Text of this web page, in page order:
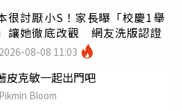
很討厭小S！家長曝「校慶1舉
讓她徹底改觀 網友洗版認證
2026-08-08 11:03
皮克敏一起出門吧
Pikmin Bloom